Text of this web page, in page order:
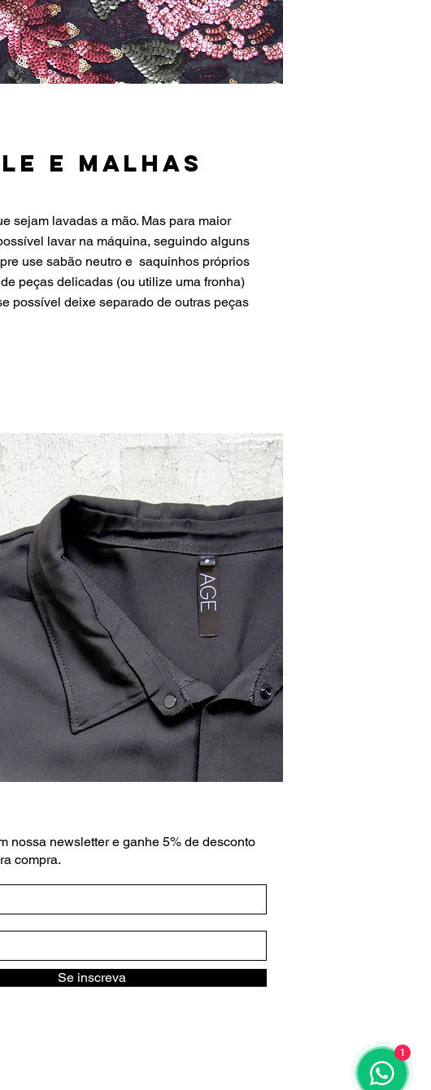
e malhas
sejam lavadas a mão. Mas para maior
lavar na máquina, seguindo alguns
use sabão neutro e saquinhos próprios
peças delicadas (ou utilize uma fronha)
possível deixe separado de outras peças
nossa newsletter e ganhe 5% de desconto
compra.
Se inscreva
1